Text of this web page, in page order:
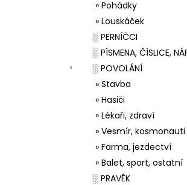
» Pohádky
» Louskáček
░ PERNÍČCI
░ PÍSMENA, ČÍSLICE,
░ POVOLÁNÍ
» Stavba
» Hasiči
» Lékaři, zdraví
» Vesmír, kosmonauti
» Farma, jezdectví
» Balet, sport, ostatní
░ PRAVĚK